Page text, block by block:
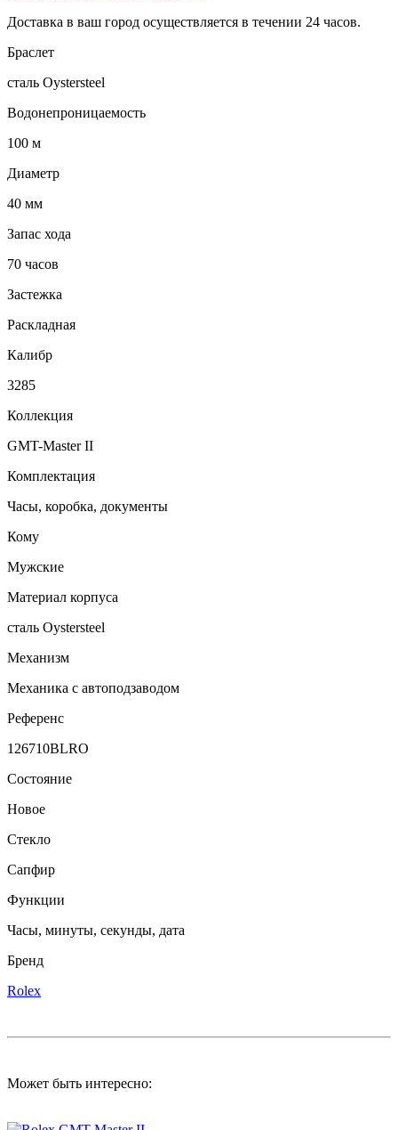
Доставка в ваш город осуществляется в течении 24 часов.
Браслет
сталь Oystersteel
Водонепроницаемость
100 м
Диаметр
40 мм
Запас хода
70 часов
Застежка
Раскладная
Калибр
3285
Коллекция
GMT-Master II
Комплектация
Часы, коробка, документы
Кому
Мужские
Материал корпуса
сталь Oystersteel
Механизм
Механика с автоподзаводом
Референс
126710BLRO
Состояние
Новое
Стекло
Сапфир
Функции
Часы, минуты, секунды, дата
Бренд
Rolex
Может быть интересно: